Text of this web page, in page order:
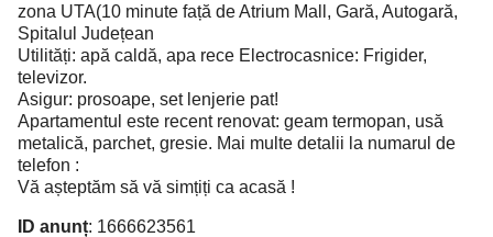
zona UTA(10 minute față de Atrium Mall, Gară, Autogară,
Spitalul Județean
Utilități: apă caldă, apa rece Electrocasnice: Frigider,
televizor.
Asigur: prosoape, set lenjerie pat!
Apartamentul este recent renovat: geam termopan, usă
metalică, parchet, gresie. Mai multe detalii la numarul de
telefon :
Vă așteptăm să vă simțiți ca acasă !
ID anunț: 1666623561